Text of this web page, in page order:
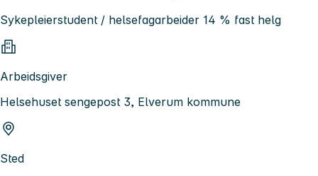
Sykepleierstudent / helsefagarbeider 14 % fast helg
Arbeidsgiver
Helsehuset sengepost 3, Elverum kommune
Sted